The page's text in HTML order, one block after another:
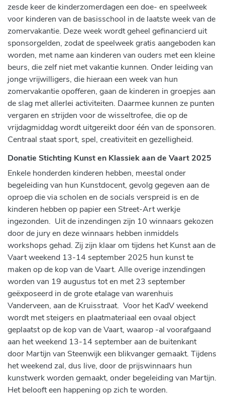
zesde keer de kinderzomerdagen een doe- en speelweek
voor kinderen van de basisschool in de laatste week van de
zomervakantie. Deze week wordt geheel gefinancierd uit
sponsorgelden, zodat de speelweek gratis aangeboden kan
worden, met name aan kinderen van ouders met een kleine
beurs, die zelf niet met vakantie kunnen. Onder leiding van
jonge vrijwilligers, die hieraan een week van hun
zomervakantie opofferen, gaan de kinderen in groepjes aan
de slag met allerlei activiteiten. Daarmee kunnen ze punten
vergaren en strijden voor de wisseltrofee, die op de
vrijdagmiddag wordt uitgereikt door één van de sponsoren.
Centraal staat sport, spel, creativiteit en gezelligheid.
Donatie Stichting Kunst en Klassiek aan de Vaart 2025
Enkele honderden kinderen hebben, meestal onder
begeleiding van hun Kunstdocent, gevolg gegeven aan de
oproep die via scholen en de socials verspreid is en de
kinderen hebben op papier een Street-Art werkje
ingezonden. Uit de inzendingen zijn 10 winnaars gekozen
door de jury en deze winnaars hebben inmiddels
workshops gehad. Zij zijn klaar om tijdens het Kunst aan de
Vaart weekend 13-14 september 2025 hun kunst te
maken op de kop van de Vaart. Alle overige inzendingen
worden van 19 augustus tot en met 23 september
geëxposeerd in de grote etalage van warenhuis
Vanderveen, aan de Kruisstraat. Voor het KadV weekend
wordt met steigers en plaatmateriaal een ovaal object
geplaatst op de kop van de Vaart, waarop -al voorafgaand
aan het weekend 13-14 september aan de buitenkant
door Martijn van Steenwijk een blikvanger gemaakt. Tijdens
het weekend zal, dus live, door de prijswinnaars hun
kunstwerk worden gemaakt, onder begeleiding van Martijn.
Het belooft een happening op zich te worden.